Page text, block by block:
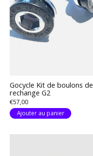
Gocycle Kit de boulons de
rechange G2
€57,00
Ajouter au panier